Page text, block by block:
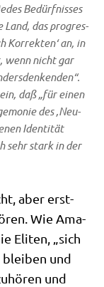
Bedürf­nis­ses
Land, das pro­gres­
Kor­rek­ten‘ an, in
wenn nicht gar
daß „für einen
des ‚Neu­
Iden­ti­tät
sehr stark in der
aber erst­
Wie Ama­
Eli­ten, „sich
blei­ben und
und